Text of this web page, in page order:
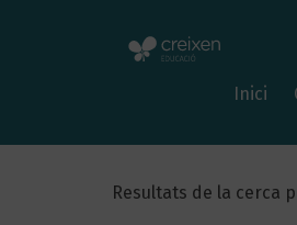
Inici
Resultats de la cerca